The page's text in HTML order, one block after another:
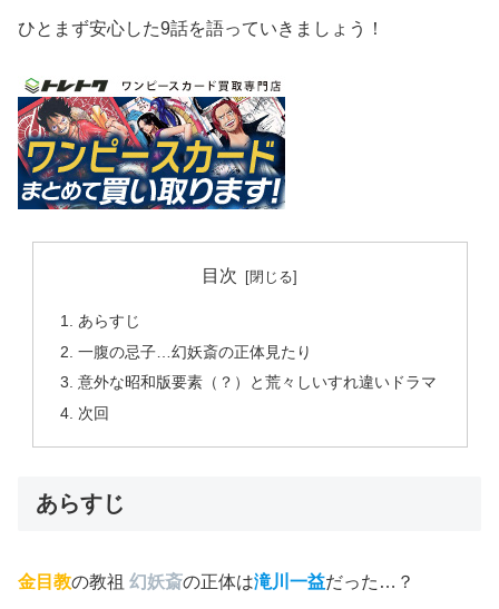
ひとまず安心した9話を語っていきましょう！
目次
あらすじ
一腹の忌子…幻妖斎の正体見たり
意外な昭和版要素（？）と荒々しいすれ違いドラマ
次回
あらすじ
金目教の教祖 幻妖斎の正体は滝川一益だった…？